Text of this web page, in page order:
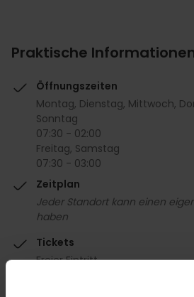
Praktische
Öffnungszeiten
Montag, Dienstag, Mittwoch,
Sonntag
07:30 - 02:00
Freitag, Samstag
07:30 - 03:00
Zeitplan
Jeder Standort kann einen
haben
Tickets
Freier Eintritt